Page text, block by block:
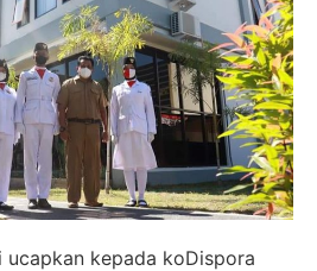
ucapkan kepada koDispora